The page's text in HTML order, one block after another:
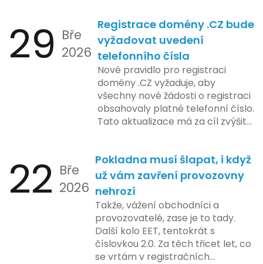
zahrnuje přípravu technické
platformy a legislativních změn,
které by měly být předloženy do
konce tohoto roku. Očekává se,
že tato fáze umožní adaptaci
systémů a rozšíření podpory pro
podnikatele, přičemž všechny
potřebné technologie by měly
být dostupné k testování v rámci
plánovaná na první pololetí
následujícího roku, je zaměřena
na školení a edukaci uživatelů,
včetně přípravy materiálů a
školení pro zaměstnavatele a
účetní firmy. V této fázi dojde
také k oficiálnímu spuštění
systému pro vybrané segmenty
podnikání. Třetí a konečná fáze
29 Bře
2026
Registrace domény .CZ bude
vyžadovat uvedení
telefonního čísla
Nové pravidlo pro registraci
domény .CZ vyžaduje, aby
všechny nové žádosti o registraci
obsahovaly platné telefonní číslo.
Tato aktualizace má za cíl zvýšit
České republice. Povinnost uvést
telefonní číslo se týká všech
nově registrovaných domén, a
také může ovlivnit stávající
majitele domén při aktualizaci
jejich údajů.
22 Bře
2026
Pokladna musí šlapat, i když
už vám zavření provozovny
nehrozí
Takže, vážení obchodníci a
provozovatelé, zase je to tady.
Další kolo EET, tentokrát s
číslovkou 2.0. Za těch třicet let, co
se vrtám v registračních